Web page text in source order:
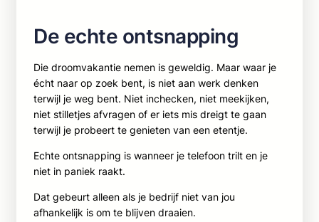
De echte ontsnapping
Die droomvakantie nemen is geweldig. Maar waar je
écht naar op zoek bent, is niet aan werk denken
terwijl je weg bent. Niet inchecken, niet meekijken,
niet stilletjes afvragen of er iets mis dreigt te gaan
terwijl je probeert te genieten van een etentje.
Echte ontsnapping is wanneer je telefoon trilt en je
niet in paniek raakt.
Dat gebeurt alleen als je bedrijf niet van jou
afhankelijk is om te blijven draaien.